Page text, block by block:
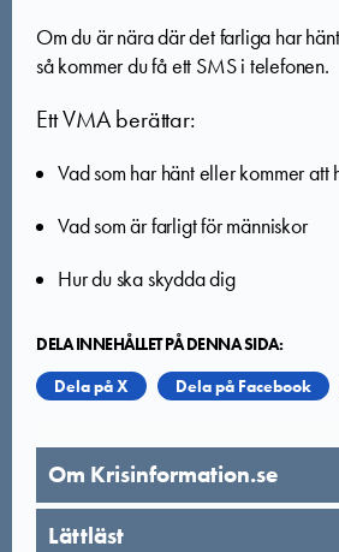
Om du är nära där det farliga har hänt
så kommer du få ett SMS i telefonen.
Ett VMA berättar:
Vad som har hänt eller kommer att
Vad som är farligt för människor
Hur du ska skydda dig
DELA INNEHÅLLET PÅ DENNA SIDA:
Dela på X
Dela på Facebook
Om Krisinformation.se
Lättläst